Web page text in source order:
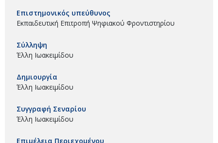
Επιστημονικός υπεύθυνος
Εκπαιδευτική Επιτροπή Ψηφιακού Φροντιστηρίου
Σύλληψη
Έλλη Ιωακειμίδου
Δημιουργία
Έλλη Ιωακειμίδου
Συγγραφή Σεναρίου
Έλλη Ιωακειμίδου
Επιμέλεια Περιεχομένου